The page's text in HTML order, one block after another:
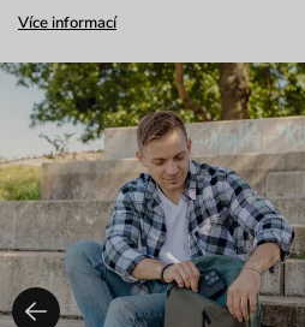
Více informací